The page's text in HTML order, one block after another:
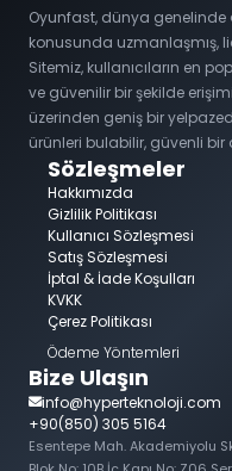
Oyunfast, dünya
konusunda uzmanlaşmış,
Sitemiz, kullanıcıların en
ve güvenilir bir şekilde
üzerinden geniş bir
ürünleri bulabilir, güvenli bir
Sözleşmeler
Hakkımızda
Gizlilik Politikası
Kullanıcı Sözleşmesi
Satış Sözleşmesi
İptal & İade Koşulları
KVKK
Çerez Politikası
Ödeme Yöntemleri
Bize Ulaşın
info@hyperteknoloji.com
+90(850) 305 5164
Esentepe Mah. Akademiyolu